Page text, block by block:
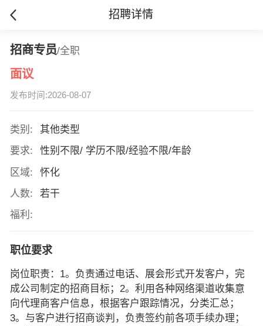
招聘详情
招商专员/全职
面议
发布时间:2026-08-07
类别:
其他类型
要求:
性别不限/ 学历不限/经验不限/年龄
区域:
怀化
人数:
若干
福利:
职位要求
岗位职责：1。负责通过电话、展会形式开发客户，完
成公司制定的招商目标；2。利用各种网络渠道收集意
向代理商客户信息，根据客户跟踪情况，分类汇总；
3。与客户进行招商谈判，负责签约前各项手续办理；